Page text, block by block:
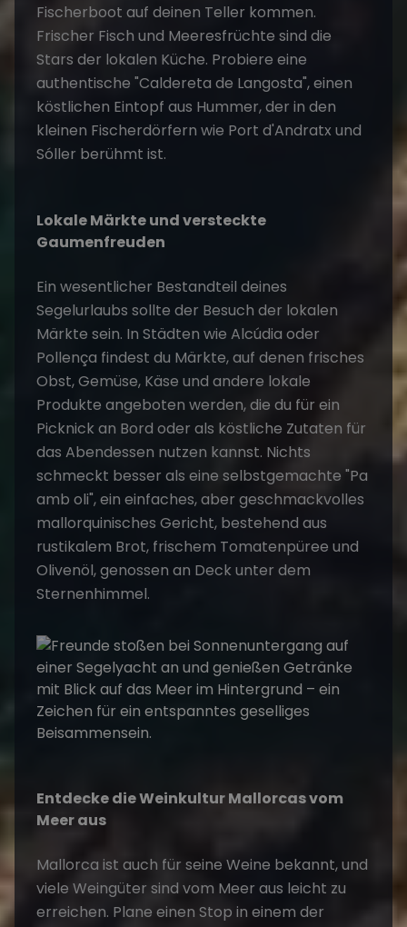
Fischerboot auf deinen Teller kommen.
Frischer Fisch und Meeresfrüchte sind die
Stars der lokalen Küche. Probiere eine
authentische "Caldereta de Langosta", einen
köstlichen Eintopf aus Hummer, der in den
kleinen Fischerdörfern wie Port d'Andratx und
Sóller berühmt ist.
Lokale Märkte und versteckte
Gaumenfreuden
Ein wesentlicher Bestandteil deines
Segelurlaubs sollte der Besuch der lokalen
Märkte sein. In Städten wie Alcúdia oder
Pollença findest du Märkte, auf denen frisches
Obst, Gemüse, Käse und andere lokale
Produkte angeboten werden, die du für ein
Picknick an Bord oder als köstliche Zutaten für
das Abendessen nutzen kannst. Nichts
schmeckt besser als eine selbstgemachte "Pa
amb oli", ein einfaches, aber geschmackvolles
mallorquinisches Gericht, bestehend aus
rustikalem Brot, frischem Tomatenpüree und
Olivenöl, genossen an Deck unter dem
Sternenhimmel.
Entdecke die Weinkultur Mallorcas vom
Meer aus
Mallorca ist auch für seine Weine bekannt, und
viele Weingüter sind vom Meer aus leicht zu
erreichen. Plane einen Stop in einem der